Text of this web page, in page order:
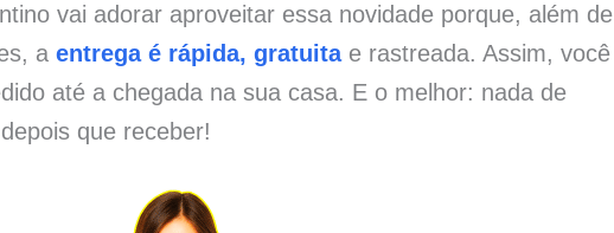
vai adorar aproveitar essa novidade porque, além de
a entrega é rápida, gratuitae rastreada. Assim, você
até a chegada na sua casa. E o melhor: nada de
que receber!